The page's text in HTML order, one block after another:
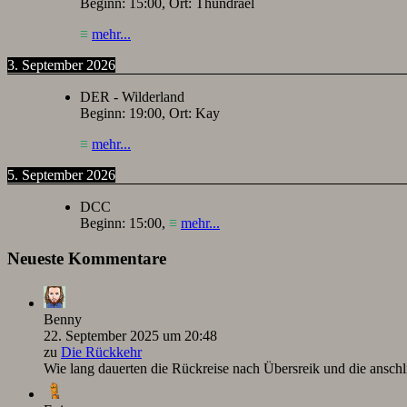
Beginn: 15:00, Ort: Thundrael
≡ mehr...
3. September 2026
DER - Wilderland
Beginn: 19:00, Ort: Kay
≡ mehr...
5. September 2026
DCC
Beginn: 15:00, ≡ mehr...
Neueste Kommentare
Benny
22. September 2025 um 20:48
zu Die Rückkehr
Wie lang dauerten die Rückreise nach Übersreik und die